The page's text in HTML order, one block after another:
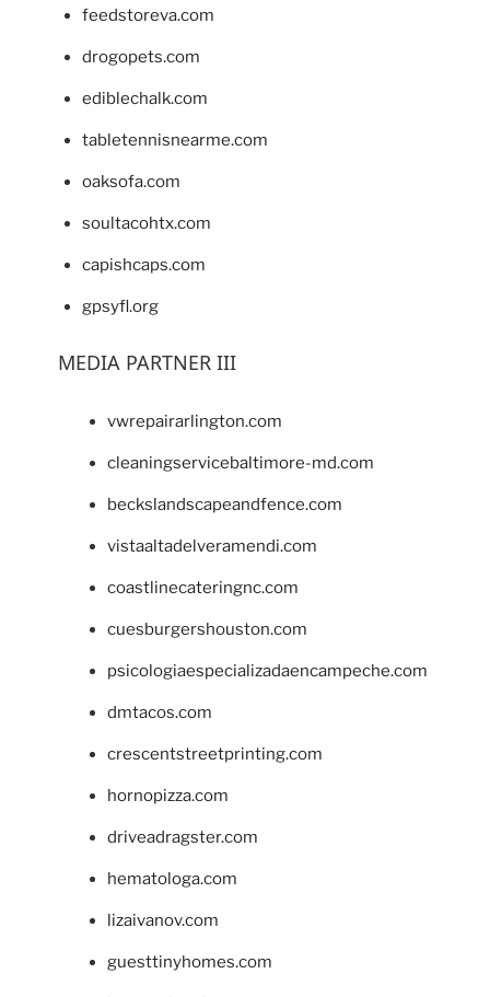
feedstoreva.com
drogopets.com
ediblechalk.com
tabletennisnearme.com
oaksofa.com
soultacohtx.com
capishcaps.com
gpsyfl.org
MEDIA PARTNER III
vwrepairarlington.com
cleaningservicebaltimore-md.com
beckslandscapeandfence.com
vistaaltadelveramendi.com
coastlinecateringnc.com
cuesburgershouston.com
psicologiaespecializadaencampeche.com
dmtacos.com
crescentstreetprinting.com
hornopizza.com
driveadragster.com
hematologa.com
lizaivanov.com
guesttinyhomes.com